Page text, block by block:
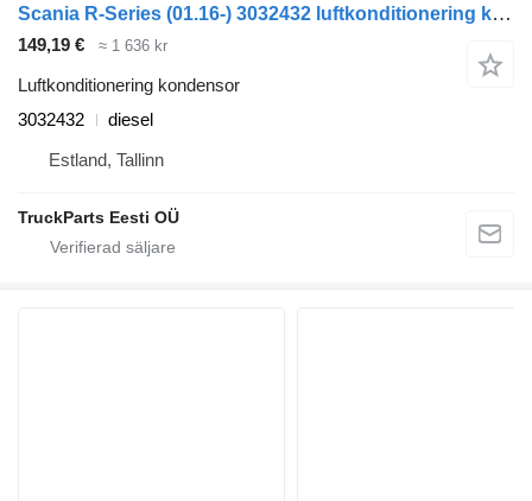
Scania R-Series (01.16-) 3032432 luftkonditionering kondensor till Scania R-Series (01.16-) dragbil
149,19 € ≈ 1 636 kr
Luftkonditionering kondensor
3032432
diesel
Estland, Tallinn
TruckParts Eesti OÜ